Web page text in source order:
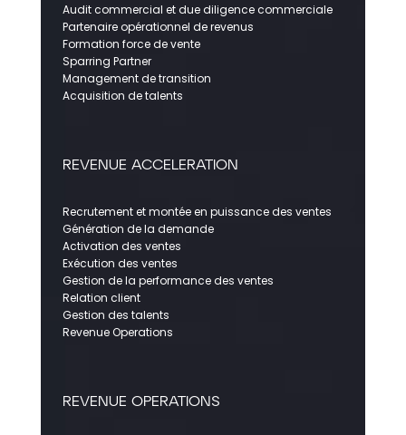
Audit commercial et due diligence commerciale
Partenaire opérationnel de revenus
Formation force de vente
Sparring Partner
Management de transition
Acquisition de talents
REVENUE ACCELERATION
Recrutement et montée en puissance des ventes
Génération de la demande
Activation des ventes
Exécution des ventes
Gestion de la performance des ventes
Relation client
Gestion des talents
Revenue Operations
REVENUE OPERATIONS